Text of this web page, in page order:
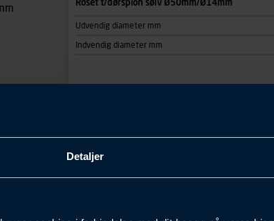
Detaljer
Roset t/dørspion sølv Ø50mm/Ø14mm
Udvendig diameter mm
Indvendig diameter mm
Roset t/dørspion guld Ø50mm/Ø14mm
Udvendig diameter mm